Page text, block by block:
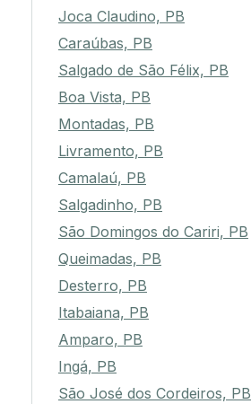
Joca Claudino, PB
Caraúbas, PB
Salgado de São Félix, PB
Boa Vista, PB
Montadas, PB
Livramento, PB
Camalaú, PB
Salgadinho, PB
São Domingos do Cariri, PB
Queimadas, PB
Desterro, PB
Itabaiana, PB
Amparo, PB
Ingá, PB
São José dos Cordeiros, PB